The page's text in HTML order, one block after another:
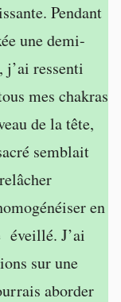
Pendant
une demi-
j’ai ressenti
mes chakras
de la tête,
semblait
en
éveillé. J’ai
sur une
aborder